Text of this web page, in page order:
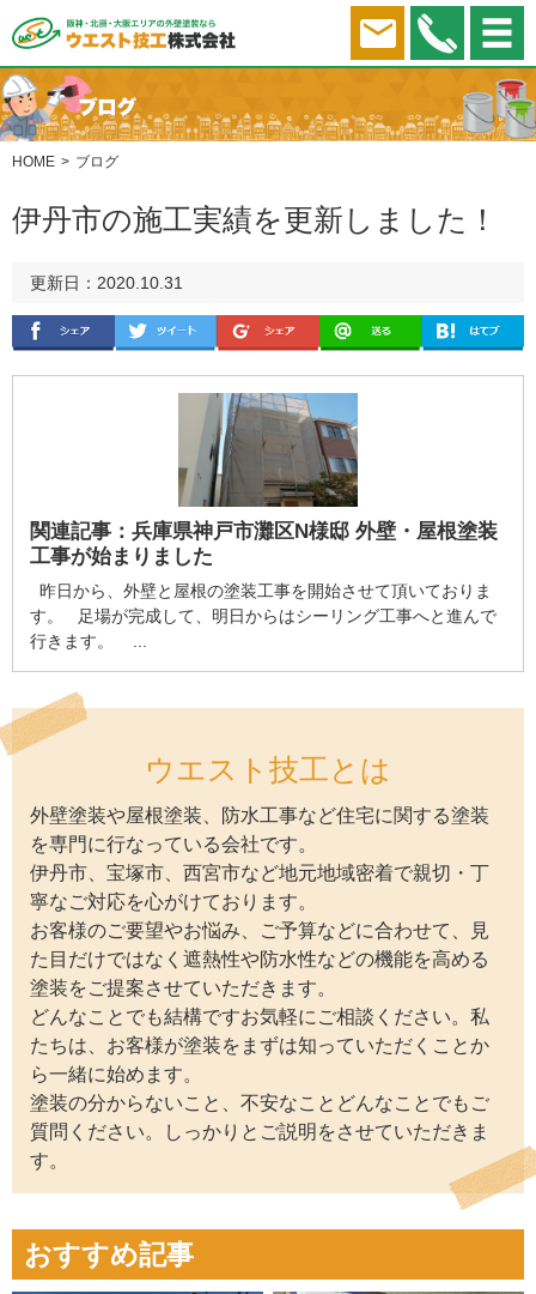
HOME ブログ
伊丹市の施工実績を更新しました！
更新日：2020.10.31
関連記事： 兵庫県神戸市灘区N様邸 外壁・屋根塗装
工事が始まりました
昨日から、外壁と屋根の塗装工事を開始させて頂いておりま
す。 足場が完成して、明日からはシーリング工事へと進んで
行きます。 ...
ウエスト技工とは
外壁塗装や屋根塗装、防水工事など住宅に関する塗装
を専門に行なっている会社です。
伊丹市、宝塚市、西宮市など地元地域密着で親切・丁
寧なご対応を心がけております。
お客様のご要望やお悩み、ご予算などに合わせて、見
た目だけではなく遮熱性や防水性などの機能を高める
塗装をご提案させていただきます。
どんなことでも結構ですお気軽にご相談ください。私
たちは、お客様が塗装をまずは知っていただくことか
ら一緒に始めます。
塗装の分からないこと、不安なことどんなことでもご
質問ください。しっかりとご説明をさせていただきま
す。
おすすめ記事